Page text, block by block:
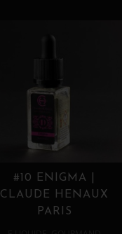
#10 ENIGMA |
CLAUDE HENAUX
PARIS